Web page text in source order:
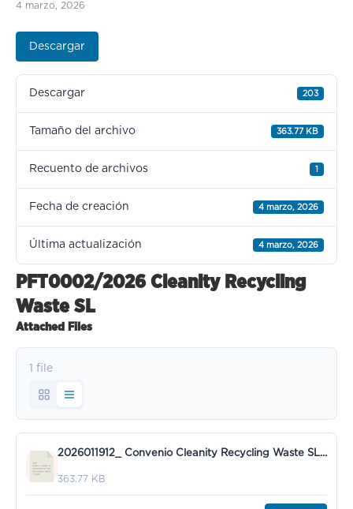
4 marzo, 2026
Descargar
Descargar 203
Tamaño del archivo 363.77 KB
Recuento de archivos 1
Fecha de creación 4 marzo, 2026
Última actualización 4 marzo, 2026
PFT0002/2026 Cleanity Recycling
Waste SL
Attached Files
1 file
2026011912_ Convenio Cleanity Recycling Waste SL (fdo).pdf
363.77 KB